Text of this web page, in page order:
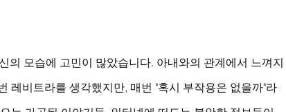
의 모습에 고민이 많았습니다. 아내와의 관계에서 느껴지
레비트라를 생각했지만, 매번 "혹시 부작용은 없을까"라